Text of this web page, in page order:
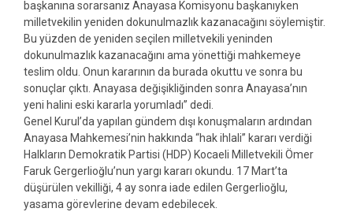
başkanına sorarsanız Anayasa Komisyonu başkanıyken
milletvekilin yeniden dokunulmazlık kazanacağını söylemiştir.
Bu yüzden de yeniden seçilen milletvekili yeninden
dokunulmazlık kazanacağını ama yönettiği mahkemeye
teslim oldu. Onun kararının da burada okuttu ve sonra bu
sonuçlar çıktı. Anayasa değişikliğinden sonra Anayasa’nın
yeni halini eski kararla yorumladı” dedi.
Genel Kurul’da yapılan gündem dışı konuşmaların ardından
Anayasa Mahkemesi’nin hakkında “hak ihlali” kararı verdiği
Halkların Demokratik Partisi (HDP) Kocaeli Milletvekili Ömer
Faruk Gergerlioğlu’nun yargı kararı okundu. 17 Mart’ta
düşürülen vekilliği, 4 ay sonra iade edilen Gergerlioğlu,
yasama görevlerine devam edebilecek.